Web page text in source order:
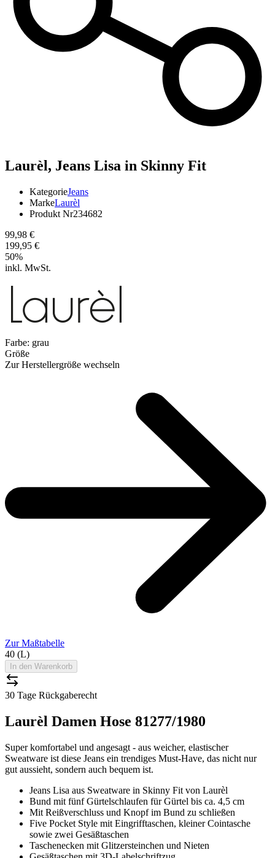
Laurèl, Jeans Lisa in Skinny Fit
KategorieJeans
MarkeLaurèl
Produkt Nr234682
99,98 €
199,95 €
50%
inkl. MwSt.
Farbe: grau
Größe
Zur Herstellergröße wechseln
Zur Maßtabelle
40 (L)
In den Warenkorb
30 Tage Rückgaberecht
Laurèl Damen Hose 81277/1980
Super komfortabel und angesagt - aus weicher, elastischer
Sweatware ist diese Jeans ein trendiges Must-Have, das nicht nur
gut aussieht, sondern auch bequem ist.
Jeans Lisa aus Sweatware in Skinny Fit von Laurèl
Bund mit fünf Gürtelschlaufen für Gürtel bis ca. 4,5 cm
Mit Reißverschluss und Knopf im Bund zu schließen
Five Pocket Style mit Eingrifftaschen, kleiner Cointasche
sowie zwei Gesäßtaschen
Taschenecken mit Glitzersteinchen und Nieten